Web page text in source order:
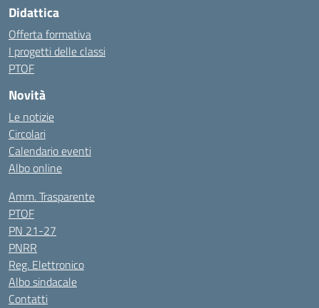
Didattica
Offerta formativa
I progetti delle classi
PTOF
Novità
Le notizie
Circolari
Calendario eventi
Albo online
Amm. Trasparente
PTOF
PN 21-27
PNRR
Reg. Elettronico
Albo sindacale
Contatti